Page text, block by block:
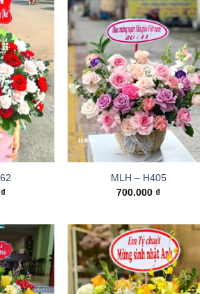
₫
MLH – H405
700.000₫